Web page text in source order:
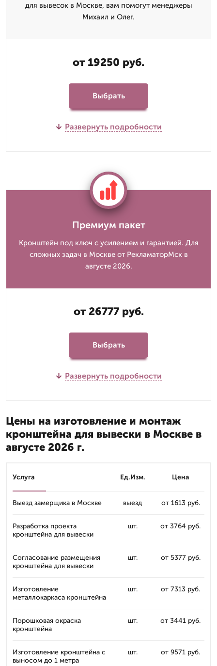
для вывесок в Москве, вам помогут менеджеры
Михаил и Олег.
от 19250 руб.
Выбрать
Развернуть подробности
Премиум пакет
Кронштейн под ключ с усилением и гарантией. Для
сложных задач в Москве от РекламаторМск в
августе 2026.
от 26777 руб.
Выбрать
Развернуть подробности
Цены на изготовление и монтаж
кронштейна для вывески в Москве в
августе 2026 г.
Услуга Ед.Изм. Цена
Выезд замерщика в Москве выезд от 1613 руб.
Разработка проекта
кронштейна для вывески
шт. от 3764 руб.
Согласование размещения
кронштейна для вывески
шт. от 5377 руб.
Изготовление
металлокаркаса кронштейна
шт. от 7313 руб.
Порошковая окраска
кронштейна
шт. от 3441 руб.
Изготовление кронштейна с
выносом до 1 метра
шт. от 9571 руб.